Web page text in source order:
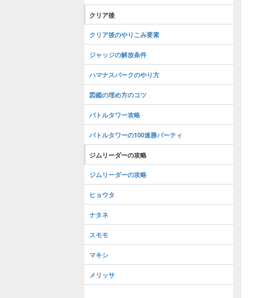
クリア後
クリア後のやりこみ要素
ジャッジの解放条件
ハマナスパークのやり方
図鑑の埋め方のコツ
バトルタワー攻略
バトルタワーの100連勝パーティ
ジムリーダーの攻略
ジムリーダーの攻略
ヒョウタ
ナタネ
スモモ
マキシ
メリッサ